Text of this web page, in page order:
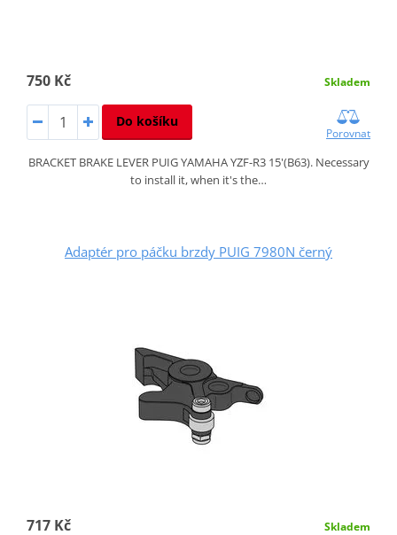
750 Kč Skladem
Do košíku
Porovnat
BRACKET BRAKE LEVER PUIG YAMAHA YZF-R3 15'(B63). Necessary
to install it, when it's the…
Adaptér pro páčku brzdy PUIG 7980N černý
717 Kč Skladem